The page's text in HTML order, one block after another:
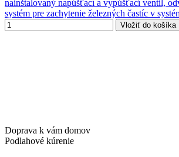
nainštalovaný napúšťací a vypúšťací ventíl,
systém pre zachytenie železných častíc v
Vložiť do košíka
Doprava k vám domov
Podlahové kúrenie